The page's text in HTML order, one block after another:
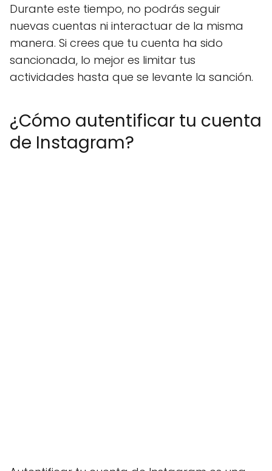
Durante este tiempo, no podrás seguir
nuevas cuentas ni interactuar de la misma
manera. Si crees que tu cuenta ha sido
sancionada, lo mejor es limitar tus
actividades hasta que se levante la sanción.
¿Cómo autentificar tu cuenta
de Instagram?